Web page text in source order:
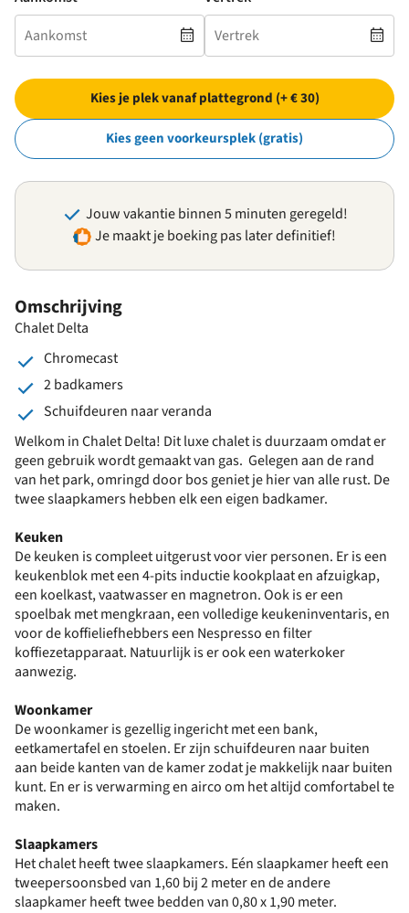
Omschrijving
Chalet Delta
Chromecast
2 badkamers
Schuifdeuren naar veranda
Welkom in Chalet Delta! Dit luxe chalet is duurzaam omdat er
geen gebruik wordt gemaakt van gas. Gelegen aan de rand
van het park, omringd door bos geniet je hier van alle rust. De
twee slaapkamers hebben elk een eigen badkamer.
Keuken
De keuken is compleet uitgerust voor vier personen. Er is een
keukenblok met een 4-pits inductie kookplaat en afzuigkap,
een koelkast, vaatwasser en magnetron. Ook is er een
spoelbak met mengkraan, een volledige keukeninventaris, en
voor de koffieliefhebbers een Nespresso en filter
koffiezetapparaat. Natuurlijk is er ook een waterkoker
aanwezig.
Woonkamer
De woonkamer is gezellig ingericht met een bank,
eetkamertafel en stoelen. Er zijn schuifdeuren naar buiten
aan beide kanten van de kamer zodat je makkelijk naar buiten
kunt. En er is verwarming en airco om het altijd comfortabel te
maken.
Slaapkamers
Het chalet heeft twee slaapkamers. Eén slaapkamer heeft een
tweepersoonsbed van 1,60 bij 2 meter en de andere
slaapkamer heeft twee bedden van 0,80 x 1,90 meter.
Kies je plek vanaf plattegrond (+ € 30)
Kies geen voorkeursplek (gratis)
Jouw vakantie binnen 5 minuten geregeld!
Je maakt je boeking pas later definitief!